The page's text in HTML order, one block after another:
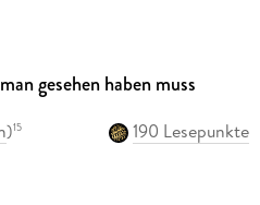
gesehen haben muss
)15
190 Lesepunkte